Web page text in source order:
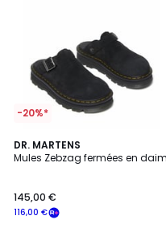
-20%*
DR. MARTENS
Mules Zebzag fermées en daim
116,00 €
145,00 €
5
/